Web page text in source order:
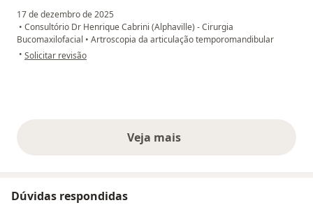
17 de dezembro de 2025
• Consultório Dr Henrique Cabrini (Alphaville) - Cirurgia
Bucomaxilofacial • Artroscopia da articulação temporomandibular
• na opinião do utilizador Mônica Costa e Silva.
Solicitar revisão
Veja maisopiniões acima
Dúvidas respondidas